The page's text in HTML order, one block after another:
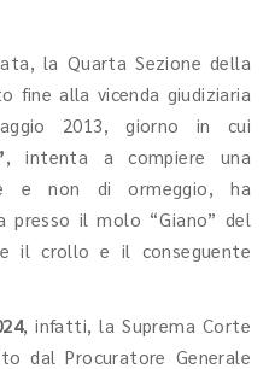
la Quarta Sezione della
fine alla vicenda giudiziaria
2013, giorno in cui
, intenta a compiere una
e non di ormeggio, ha
il molo “Giano” del
il crollo e il conseguente
, infatti, la Suprema Corte
dal Procuratore Generale